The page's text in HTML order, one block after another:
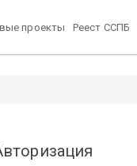
проекты Реест ССПБ